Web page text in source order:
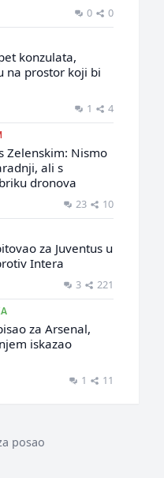
0 0
konzulata,
na prostor koji bi
1 4
Zelenskim: Nismo
ali s
dronova
23 10
za Juventus u
Intera
3 221
za Arsenal,
iskazao
1 11
posao